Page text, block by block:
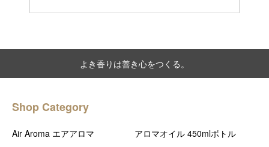
よき香りは善き心をつくる。
Shop Category
Air Aroma エアアロマ アロマオイル 450mlボトル